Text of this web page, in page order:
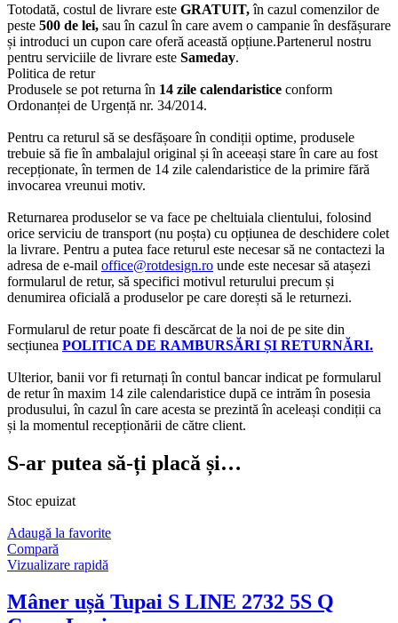
Totodată, costul de livrare este GRATUIT,în cazul comenzilor de
peste 500 de lei, sau în cazul în care avem o campanie în desfășurare
și introduci un cupon care oferă această opțiune.Partenerul nostru
pentru serviciile de livrare este Sameday.
Politica de retur
Produsele se pot returna în 14 zile calendaristice conform
Ordonanței de Urgență nr. 34/2014.
Pentru ca returul să se desfășoare în condiții optime, produsele
trebuie să fie în ambalajul original și în aceeași stare în care au fost
recepționate, în termen de 14 zile calendaristice de la primire fără
invocarea vreunui motiv.
Returnarea produselor se va face pe cheltuiala clientului, folosind
orice serviciu de transport (nu poșta) cu opțiunea de deschidere colet
la livrare. Pentru a putea face returul este necesar să ne contactezi la
adresa de e-mail office@rotdesign.ro unde este necesar să atașezi
formularul de retur, să specifici motivul returului precum și
denumirea oficială a produselor pe care dorești să le returnezi.
Formularul de retur poate fi descărcat de la noi de pe site din
secțiunea POLITICA DE RAMBURSĂRI ȘI RETURNĂRI.
Ulterior, banii vor fi returnați în contul bancar indicat pe formularul
de retur în maxim 14 zile calendaristice după ce intrăm în posesia
produsului, în cazul în care acesta se prezintă în aceleași condiții ca
și la momentul recepționării de către client.
S-ar putea să-ți placă și…
Stoc epuizat
Adaugă la favorite
Compară
Vizualizare rapidă
Mâner ușă Tupai S LINE 2732 5S Q